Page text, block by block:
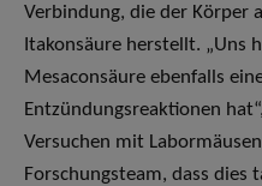
Verbindung, die der Körper
Itakonsäure herstellt. „Uns
Mesaconsäure ebenfalls
Entzündungsreaktionen
Versuchen mit
Forschungsteam, dass dies